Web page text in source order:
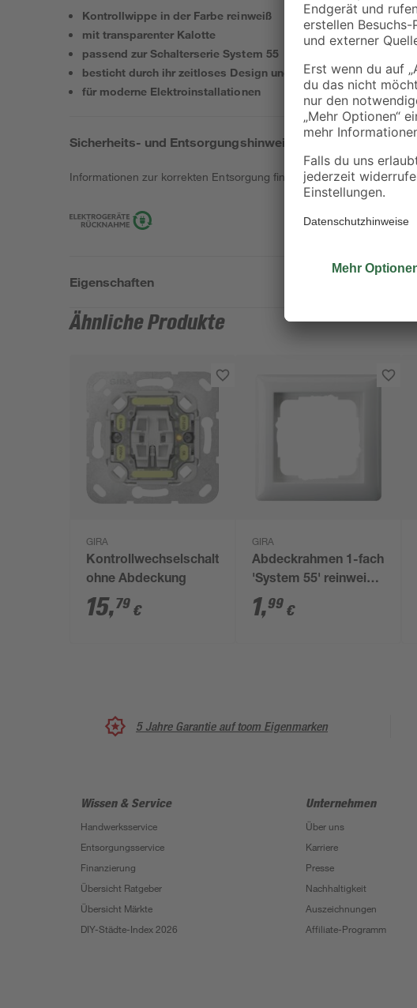
Kontrollwippe in der Farbe reinweiß
mit transparenter Kalotte
passend zur Schalterserie System 55
besticht durch ihr zeitloses Design und hohe Funktionalität
für moderne Elektroinstallationen
Sicherheits- und Entsorgungshinweise
Informationen zur korrekten Entsorgung findest duhier.
Eigenschaften
Ähnliche Produkte
GIRA
Kontrollwechselschaltereinsatz
ohne Abdeckung
15,79 €
GIRA
Abdeckrahmen 1-fach
'System 55' reinweiß
glänzend
1,99 €
5 Jahre Garantie auf toom Eigenmarken
Wissen & Service
Handwerksservice
Entsorgungsservice
Finanzierung
Übersicht Ratgeber
Übersicht Märkte
DIY-Städte-Index 2026
Unternehmen
Über uns
Karriere
Presse
Nachhaltigkeit
Auszeichnungen
Affiliate-Programm